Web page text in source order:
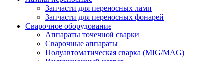
Запчасти для переносных ламп
Запчасти для переносных фонарей
Сварочное оборудование
Аппараты точечной сварки
Сварочные аппараты
Полуавтоматическая сварка (MIG/MAG)